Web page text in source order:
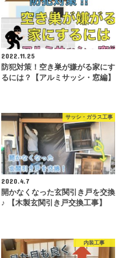
2022.11.25
防犯対策！空き巣が嫌がる家にす
るには？【アルミサッシ・窓編】
サッシ・ガラス工事
2020.4.7
開かなくなった玄関引き戸を交換
♪ 【木製玄関引き戸交換工事】
内装工事